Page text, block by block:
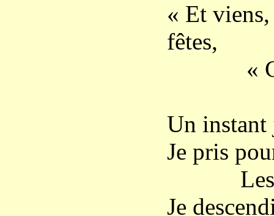
« Et
fêtes,
«
Un instant
Je pris
Les
Je